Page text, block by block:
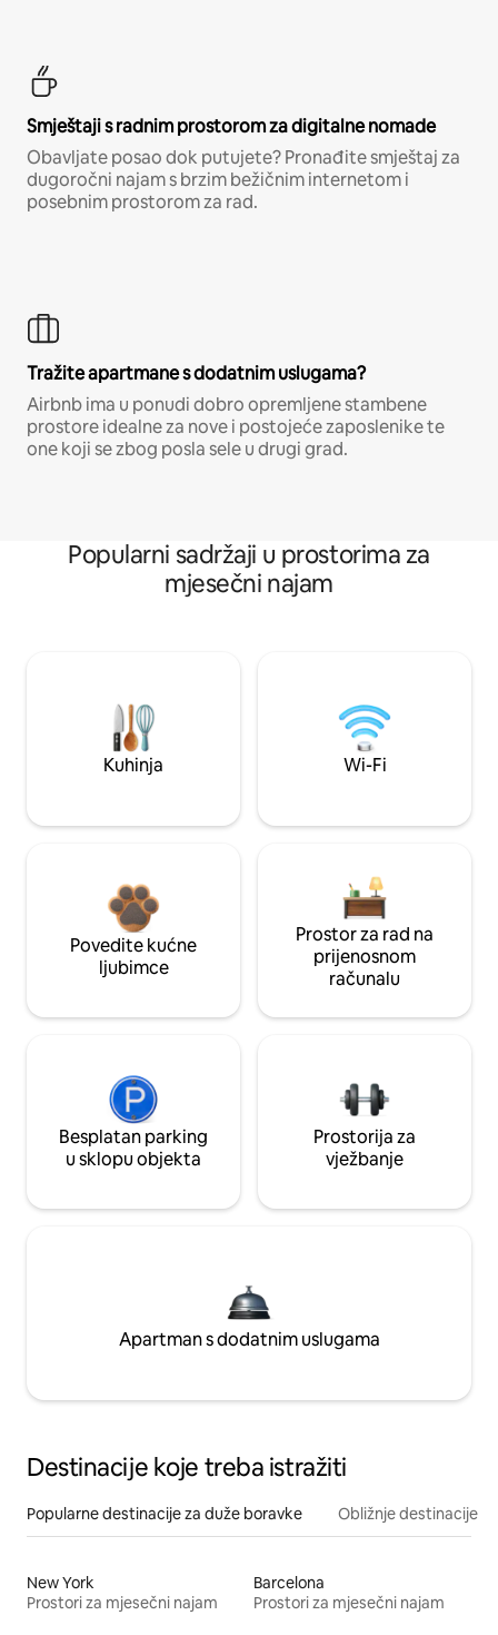
Smještaji s radnim prostorom za digitalne nomade
Obavljate posao dok putujete? Pronađite smještaj za
dugoročni najam s brzim bežičnim internetom i
posebnim prostorom za rad.
Tražite apartmane s dodatnim uslugama?
Airbnb ima u ponudi dobro opremljene stambene
prostore idealne za nove i postojeće zaposlenike te
one koji se zbog posla sele u drugi grad.
Popularni sadržaji u prostorima za
mjesečni najam
Kuhinja Wi-Fi
Povedite kućne
ljubimce
Prostor za rad na
prijenosnom
računalu
Besplatan parking
u sklopu objekta
Prostorija za
vježbanje
Apartman s dodatnim uslugama
Destinacije koje treba istražiti
Popularne destinacije za duže boravke Obližnje destinacije
New York
Prostori za mjesečni najam
Barcelona
Prostori za mjesečni najam